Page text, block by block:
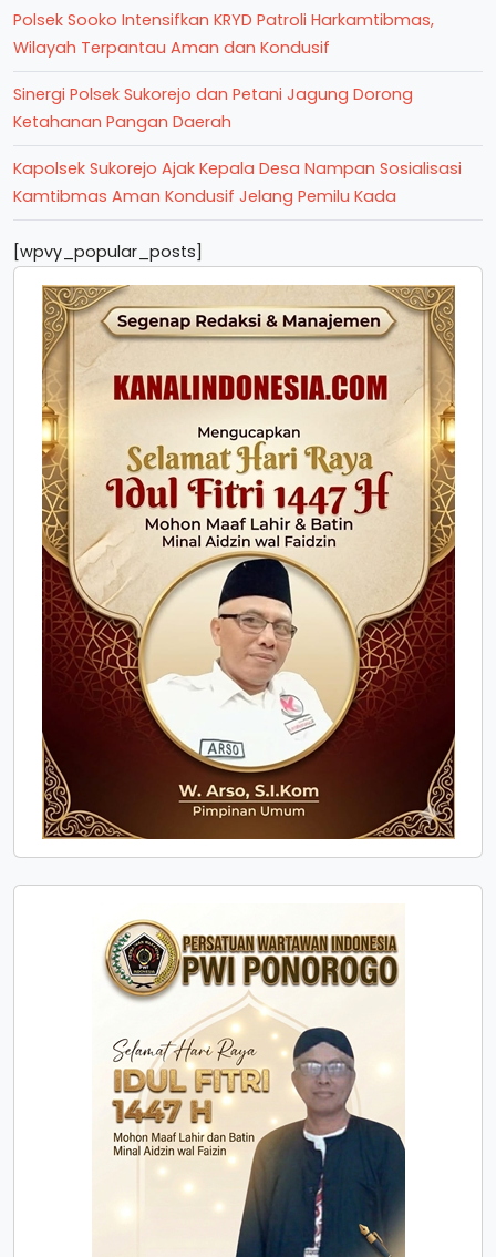
Polsek Sooko Intensifkan KRYD Patroli Harkamtibmas,
Wilayah Terpantau Aman dan Kondusif
Sinergi Polsek Sukorejo dan Petani Jagung Dorong
Ketahanan Pangan Daerah
Kapolsek Sukorejo Ajak Kepala Desa Nampan Sosialisasi
Kamtibmas Aman Kondusif Jelang Pemilu Kada
[wpvy_popular_posts]